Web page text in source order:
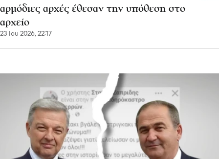
αρμόδιες αρχές έθεσαν την υπόθεση στο
αρχείο
23 Ιου 2026, 22:17